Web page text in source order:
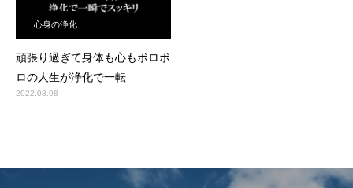
心身の浄化
頑張り過ぎて身体も心もボロボ
ロの人生が浄化で一転
2022.08.08